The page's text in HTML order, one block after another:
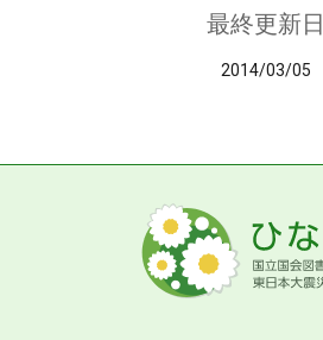
最終更新日
2014/03/05